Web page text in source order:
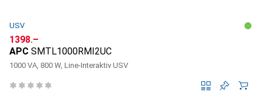
USV
CHF
1398.–
APC SMTL1000RMI2UC
1000 VA, 800 W, Line-Interaktiv USV